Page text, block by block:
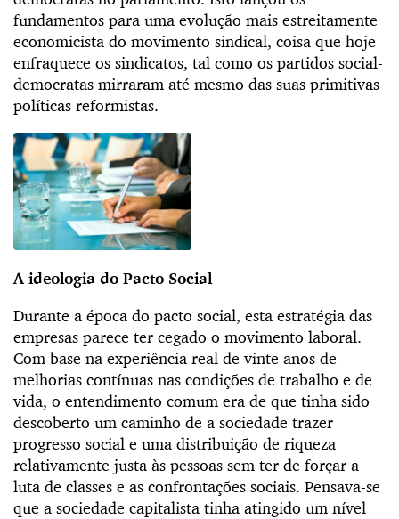
fundamentos para uma evolução mais estreitamente
economicista do movimento sindical, coisa que hoje
enfraquece os sindicatos, tal como os partidos social-
democratas mirraram até mesmo das suas primitivas
políticas reformistas.
A ideologia do Pacto Social
Durante a época do pacto social, esta estratégia das
empresas parece ter cegado o movimento laboral.
Com base na experiência real de vinte anos de
melhorias contínuas nas condições de trabalho e de
vida, o entendimento comum era de que tinha sido
descoberto um caminho de a sociedade trazer
progresso social e uma distribuição de riqueza
relativamente justa às pessoas sem ter de forçar a
luta de classes e as confrontações sociais. Pensava-se
que a sociedade capitalista tinha atingido um nível